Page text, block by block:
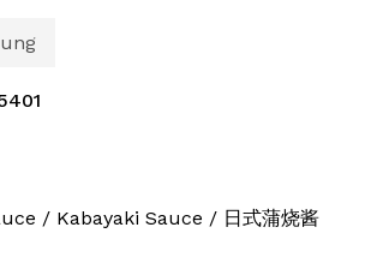
/ Kabayaki Sauce / 日式蒲烧酱